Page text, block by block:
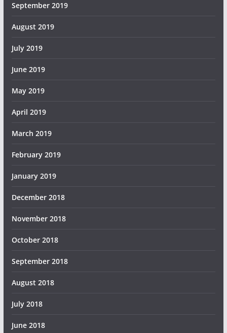
September 2019
August 2019
July 2019
June 2019
May 2019
April 2019
March 2019
February 2019
January 2019
December 2018
November 2018
October 2018
September 2018
August 2018
July 2018
June 2018